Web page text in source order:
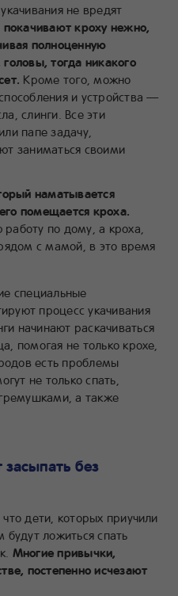
не вредят
кроху нежно,
полноценную
тогда никакого
Кроме того, можно
и устройства —
слинги. Все эти
папе задачу,
заниматься своими
наматывается
помещается кроха.
по дому, а кроха,
с мамой, в это время
специальные
процесс укачивания
начинают раскачиваться
помогая не только крохе,
есть проблемы
не только спать,
а также
без
дети, которых приучили
ложиться спать
Многие привычки,
постепенно исчезают